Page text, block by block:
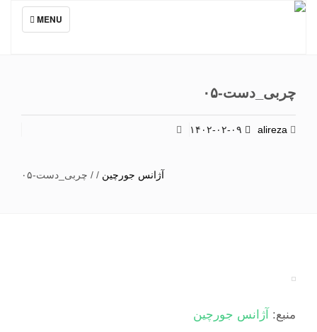
TOGGLE
NAVIGATION
MENU
چربی_دست-۰۵
alireza
آژانس جورچین/
/چربی_دست-۰۵
منبع:آژانس جورچین